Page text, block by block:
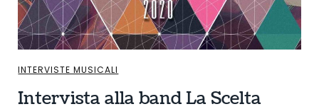
INTERVISTE MUSICALI
Intervista alla band La Scelta